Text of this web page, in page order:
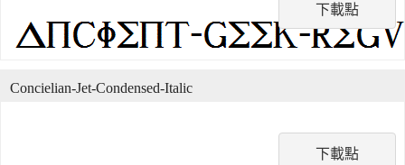
下載點
下載點
Concielian-Jet-Condensed-Italic